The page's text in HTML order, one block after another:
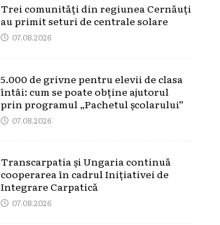
Trei comunități din regiunea Cernăuți
au primit seturi de centrale solare
07.08.2026
5.000 de grivne pentru elevii de clasa
întâi: cum se poate obține ajutorul
prin programul „Pachetul școlarului”
07.08.2026
Transcarpatia și Ungaria continuă
cooperarea în cadrul Inițiativei de
Integrare Carpatică
07.08.2026